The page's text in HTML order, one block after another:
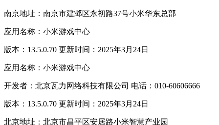
南京地址：南京市建邺区永初路37号小米华东总部
应用名称：小米游戏中心
版本：13.5.0.70 更新时间：2025年3月24日
应用名称：小米游戏中心
开发者：北京瓦力网络科技有限公司 电话：010-60606666
版本：13.5.0.70 更新时间：2025年3月24日
北京地址：北京市昌平区安居路小米智慧产业园